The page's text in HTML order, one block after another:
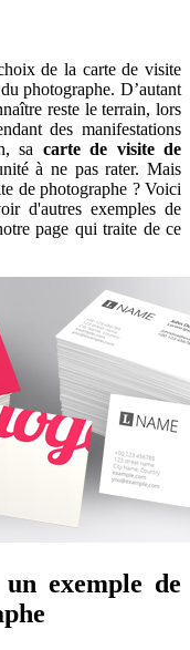
de la carte de visite
photographe. D’autant
reste le terrain, lors
des manifestations
sa carte de visite de
à ne pas rater. Mais
de photographe ? Voici
d'autres exemples de
page qui traite de ce
exemple de